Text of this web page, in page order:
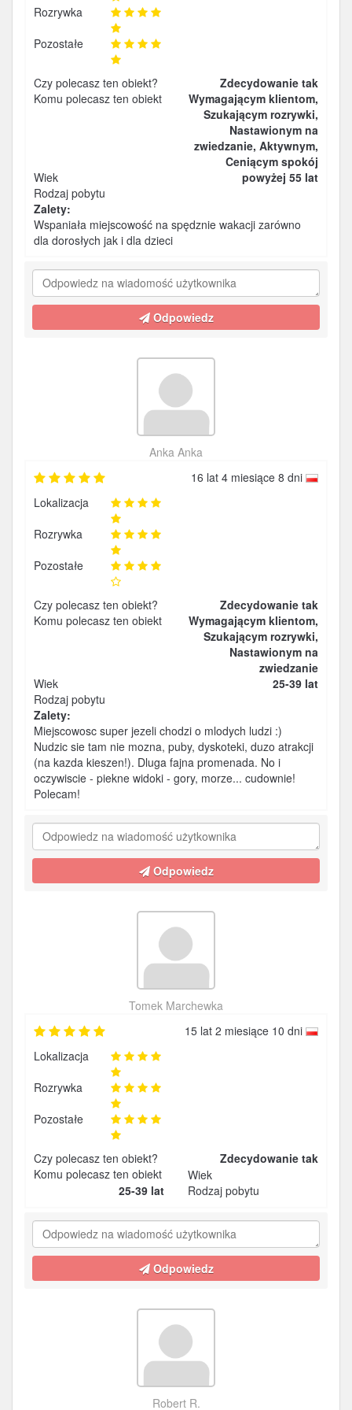
Rozrywka
Pozostałe
Czy polecasz ten obiekt?
Zdecydowanie tak
Komu polecasz ten obiekt
Wymagającym klientom,
Szukającym rozrywki,
Nastawionym na
zwiedzanie, Aktywnym,
Ceniącym spokój
Wiek
powyżej 55 lat
Rodzaj pobytu
Zalety:
Wspaniała miejscowość na spędznie wakacji zarówno
dla dorosłych jak i dla dzieci
Odpowiedz
Anka Anka
16 lat 4 miesiące 8 dni
Lokalizacja
Rozrywka
Pozostałe
Czy polecasz ten obiekt?
Zdecydowanie tak
Komu polecasz ten obiekt
Wymagającym klientom,
Szukającym rozrywki,
Nastawionym na
zwiedzanie
Wiek
25-39 lat
Rodzaj pobytu
Zalety:
Miejscowosc super jezeli chodzi o mlodych ludzi :)
Nudzic sie tam nie mozna, puby, dyskoteki, duzo atrakcji
(na kazda kieszen!). Dluga fajna promenada. No i
oczywiscie - piekne widoki - gory, morze... cudownie!
Polecam!
Odpowiedz
Tomek Marchewka
15 lat 2 miesiące 10 dni
Lokalizacja
Rozrywka
Pozostałe
Czy polecasz ten obiekt?
Zdecydowanie tak
Komu polecasz ten obiekt
Wiek
25-39 lat
Rodzaj pobytu
Odpowiedz
Robert R.